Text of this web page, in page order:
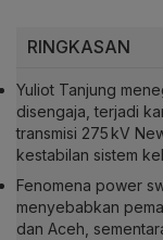
RINGKASAN
Yuliot Tanjung
disengaja, terjadi
transmisi 275 kV
kestabilan sistem
Fenomena power
menyebabkan
dan Aceh,